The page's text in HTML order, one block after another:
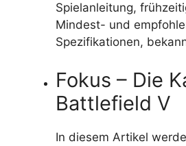
Spielanleitung,
Mindest- und
Spezifikationen,
Fokus – Die
Battlefield V
In diesem Artikel